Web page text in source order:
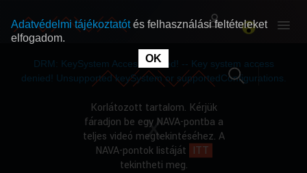
RÓLUNK
RÓLUNK
DRM: KeySystem Access Denied! -- Key system access
denied! Unsupported keySystem or supportedConfigurations.
Korlátozott tartalom. Kérjük
fáradjon be egy NAVA-pontba a
teljes videó megtekintéséhez. A
NAVA-pontok listáját ITT
tekintheti meg.
Adatvédelmi tájékoztatótés felhasználási feltételeket
elfogadom.
OK